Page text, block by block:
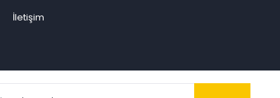
İletişim